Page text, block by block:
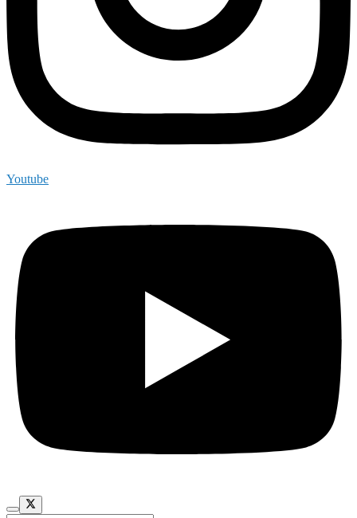
Youtube